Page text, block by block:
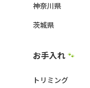
神奈川県
茨城県
お手入れ 🐾
トリミング